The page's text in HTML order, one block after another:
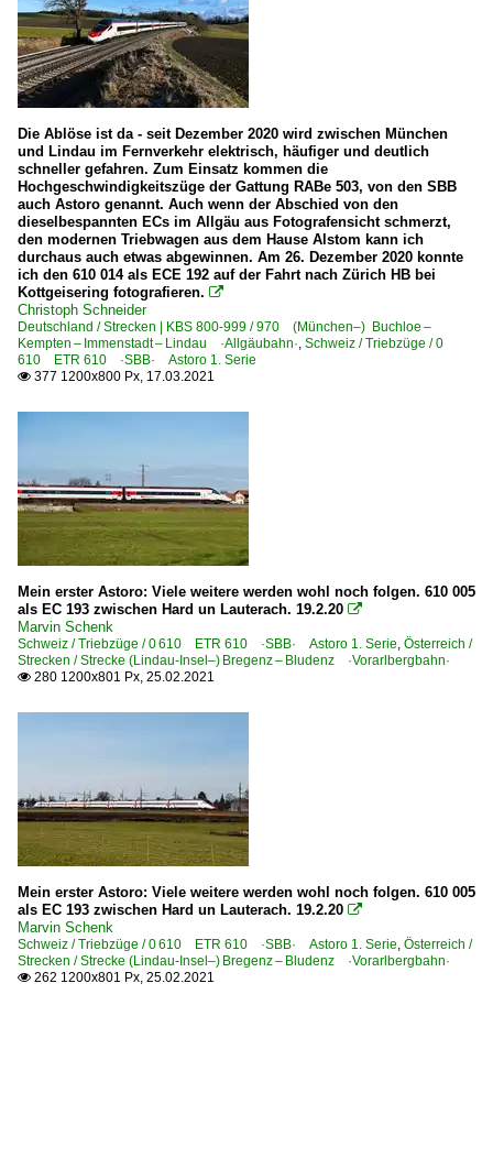
Die Ablöse ist da - seit Dezember 2020 wird zwischen München
und Lindau im Fernverkehr elektrisch, häufiger und deutlich
schneller gefahren. Zum Einsatz kommen die
Hochgeschwindigkeitszüge der Gattung RABe 503, von den SBB
auch Astoro genannt. Auch wenn der Abschied von den
dieselbespannten ECs im Allgäu aus Fotografensicht schmerzt,
den modernen Triebwagen aus dem Hause Alstom kann ich
durchaus auch etwas abgewinnen. Am 26. Dezember 2020 konnte
ich den 610 014 als ECE 192 auf der Fahrt nach Zürich HB bei
Kottgeisering fotografieren. 
Christoph Schneider
Deutschland / Strecken | KBS 800-999 / 970 (München–) Buchloe –
Kempten – Immenstadt – Lindau ·Allgäubahn·, Schweiz / Triebzüge / 0
610 ETR 610 ·SBB· Astoro 1. Serie
 377 1200x800 Px, 17.03.2021
Mein erster Astoro: Viele weitere werden wohl noch folgen. 610 005
als EC 193 zwischen Hard un Lauterach. 19.2.20 
Marvin Schenk
Schweiz / Triebzüge / 0 610 ETR 610 ·SBB· Astoro 1. Serie, Österreich /
Strecken / Strecke (Lindau-Insel–) Bregenz – Bludenz ·Vorarlbergbahn·
 280 1200x801 Px, 25.02.2021
Mein erster Astoro: Viele weitere werden wohl noch folgen. 610 005
als EC 193 zwischen Hard un Lauterach. 19.2.20 
Marvin Schenk
Schweiz / Triebzüge / 0 610 ETR 610 ·SBB· Astoro 1. Serie, Österreich /
Strecken / Strecke (Lindau-Insel–) Bregenz – Bludenz ·Vorarlbergbahn·
 262 1200x801 Px, 25.02.2021